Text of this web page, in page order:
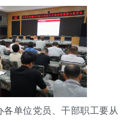
各单位党员、干部职工要从